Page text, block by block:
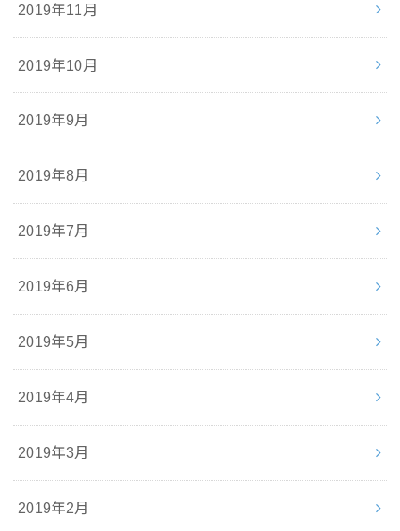
2019年11月
2019年10月
2019年9月
2019年8月
2019年7月
2019年6月
2019年5月
2019年4月
2019年3月
2019年2月